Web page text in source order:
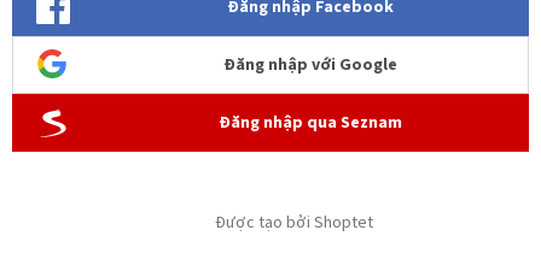
Đăng nhập Facebook
Đăng nhập với Google
Đăng nhập qua Seznam
Được tạo bởi Shoptet